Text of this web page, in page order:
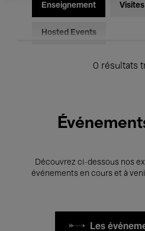
Enseignement
Hosted Events
0 résultats
Découvrez ci-dessous nos
événements en cours et à
Les